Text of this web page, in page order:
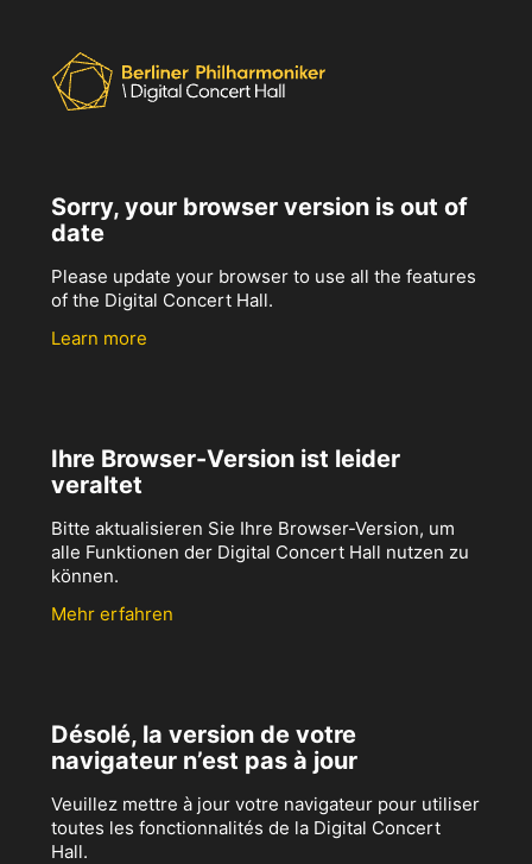
Sorry, your browser version is out of
date
Please update your browser to use all the features
of the Digital Concert Hall.
Learn more
Ihre Browser-Version ist leider
veraltet
Bitte aktualisieren Sie Ihre Browser-Version, um
alle Funktionen der Digital Concert Hall nutzen zu
können.
Mehr erfahren
Désolé, la version de votre
navigateur n’est pas à jour
Veuillez mettre à jour votre navigateur pour utiliser
toutes les fonctionnalités de la Digital Concert
Hall.